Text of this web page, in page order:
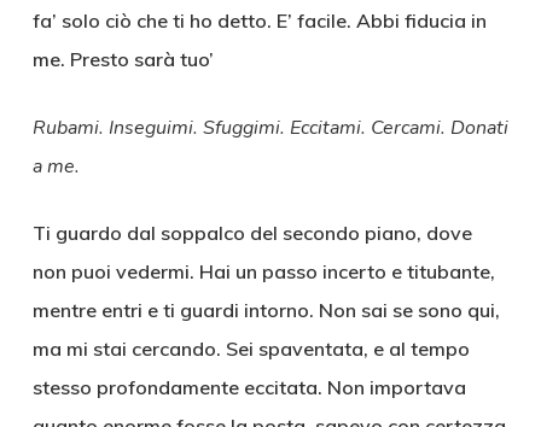
fa’ solo ciò che ti ho detto. E’ facile. Abbi fiducia in
me. Presto sarà tuo’
Rubami. Inseguimi. Sfuggimi. Eccitami. Cercami. Donati
a me.
Ti guardo dal soppalco del secondo piano, dove
non puoi vedermi. Hai un passo incerto e titubante,
mentre entri e ti guardi intorno. Non sai se sono qui,
ma mi stai cercando. Sei spaventata, e al tempo
stesso profondamente eccitata. Non importava